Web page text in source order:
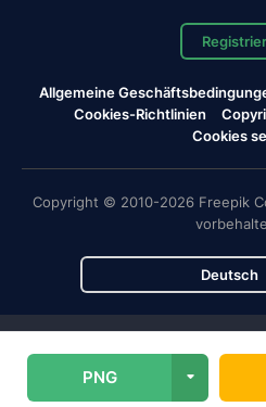
PNG
Allgemeine
Cookies-Richtlinien
Cookies
Copyright © 2010-2026 Freepik
Deutsch